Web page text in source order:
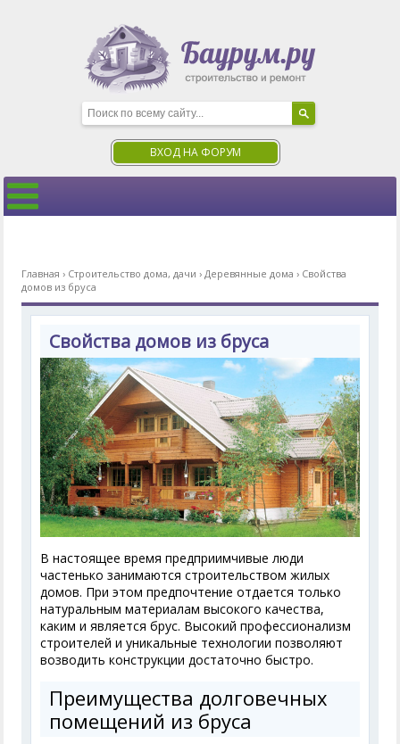
ВХОД НА ФОРУМ
Главная › Строительство дома, дачи ›Деревянные дома › Свойства
домов из бруса
Свойства домов из бруса
В настоящее время предприимчивые люди
частенько занимаются строительством жилых
домов. При этом предпочтение отдается только
натуральным материалам высокого качества,
каким и является брус. Высокий профессионализм
строителей и уникальные технологии позволяют
возводить конструкции достаточно быстро.
Преимущества долговечных
помещений из бруса